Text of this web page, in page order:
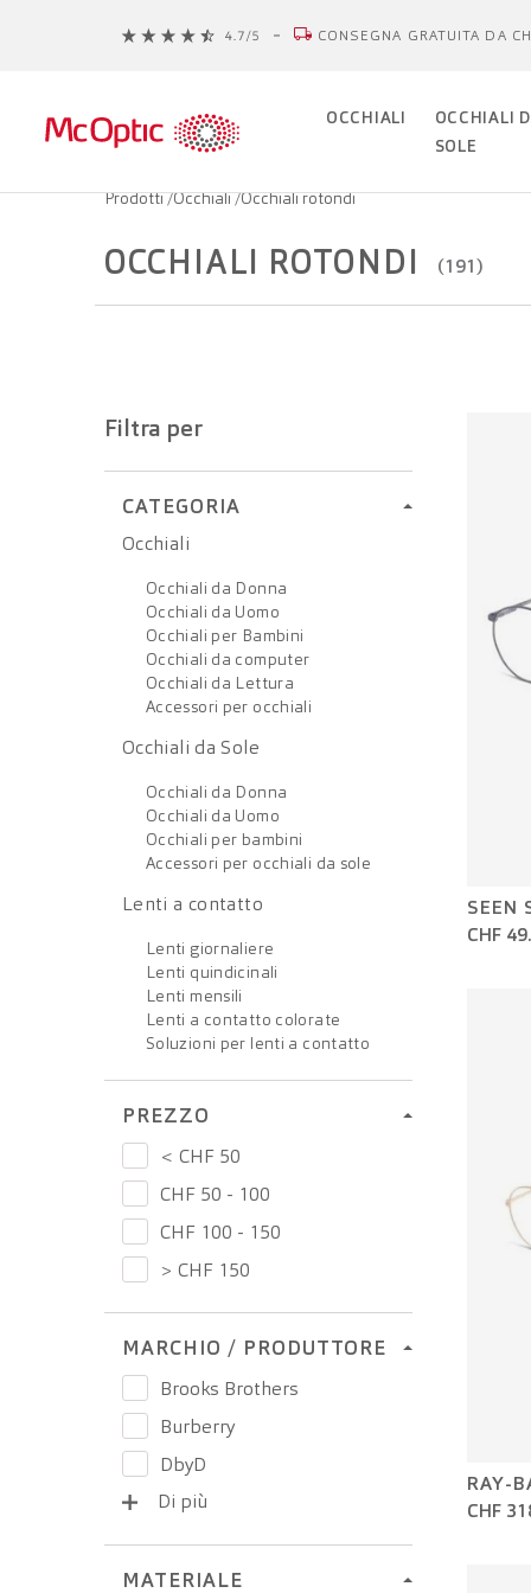
CONSEGNA GRATUITA DA
OCCHIALI
OCCHIALI
SOLE
Prodotti/Occhiali/Occhiali rotondi
OCCHIALI ROTONDI (191)
Filtra per
CATEGORIA
Occhiali
Occhiali da Donna
Occhiali da Uomo
Occhiali per Bambini
Occhiali da computer
Occhiali da Lettura
Accessori per occhiali
Occhiali da Sole
Occhiali da Donna
Occhiali da Uomo
Occhiali per bambini
Accessori per occhiali da sole
Lenti a contatto
Lenti giornaliere
Lenti quindicinali
Lenti mensili
Lenti a contatto colorate
Soluzioni per lenti a contatto
PREZZO
< CHF 50
CHF 50 - 100
CHF 100 - 150
> CHF 150
MARCHIO / PRODUTTORE
Brooks Brothers
Burberry
DbyD
Diesel
Emporio Armani
Miraflex
Di più
MATERIALE
SEEN
CHF
RAY-
CHF